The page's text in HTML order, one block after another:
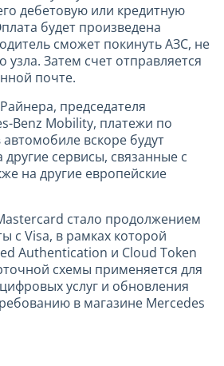
дебетовую или кредитную
будет произведена
сможет покинуть АЗС, не
узла. Затем счет отправляется
почте.
председателя
Benz Mobility, платежи по
вскоре будут
сервисы, связанные с
на другие европейские
стало продолжением
с Visa, в рамках которой
Authentication и Cloud Token
схемы применяется для
услуг и обновления
в магазине Mercedes